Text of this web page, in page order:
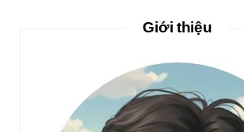
Giới thiệu